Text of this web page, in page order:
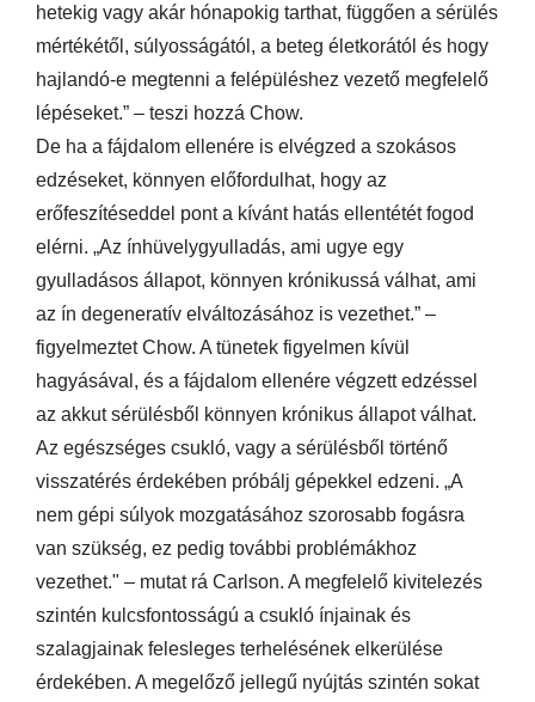
hetekig vagy akár hónapokig tarthat, függően a sérülés
mértékétől, súlyosságától, a beteg életkorától és hogy
hajlandó-e megtenni a felépüléshez vezető megfelelő
lépéseket.” – teszi hozzá Chow.
De ha a fájdalom ellenére is elvégzed a szokásos
edzéseket, könnyen előfordulhat, hogy az
erőfeszítéseddel pont a kívánt hatás ellentétét fogod
elérni. „Az ínhüvelygyulladás, ami ugye egy
gyulladásos állapot, könnyen krónikussá válhat, ami
az ín degeneratív elváltozásához is vezethet.” –
figyelmeztet Chow. A tünetek figyelmen kívül
hagyásával, és a fájdalom ellenére végzett edzéssel
az akkut sérülésből könnyen krónikus állapot válhat.
Az egészséges csukló, vagy a sérülésből történő
visszatérés érdekében próbálj gépekkel edzeni. „A
nem gépi súlyok mozgatásához szorosabb fogásra
van szükség, ez pedig további problémákhoz
vezethet." – mutat rá Carlson. A megfelelő kivitelezés
szintén kulcsfontosságú a csukló ínjainak és
szalagjainak felesleges terhelésének elkerülése
érdekében. A megelőző jellegű nyújtás szintén sokat